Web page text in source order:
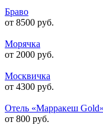
Браво
от 8500 руб.
Морячка
от 2000 руб.
Москвичка
от 4300 руб.
Отель «Марракеш
от 800 руб.